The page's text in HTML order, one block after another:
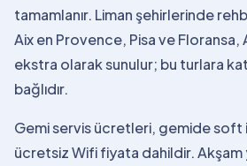
tamamlanır. Liman şehirlerinde
Aix en Provence, Pisa ve Floransa,
ekstra olarak sunulur; bu turlara
bağlıdır.
Gemi servis ücretleri, gemide
ücretsiz Wifi fiyata dahildir.